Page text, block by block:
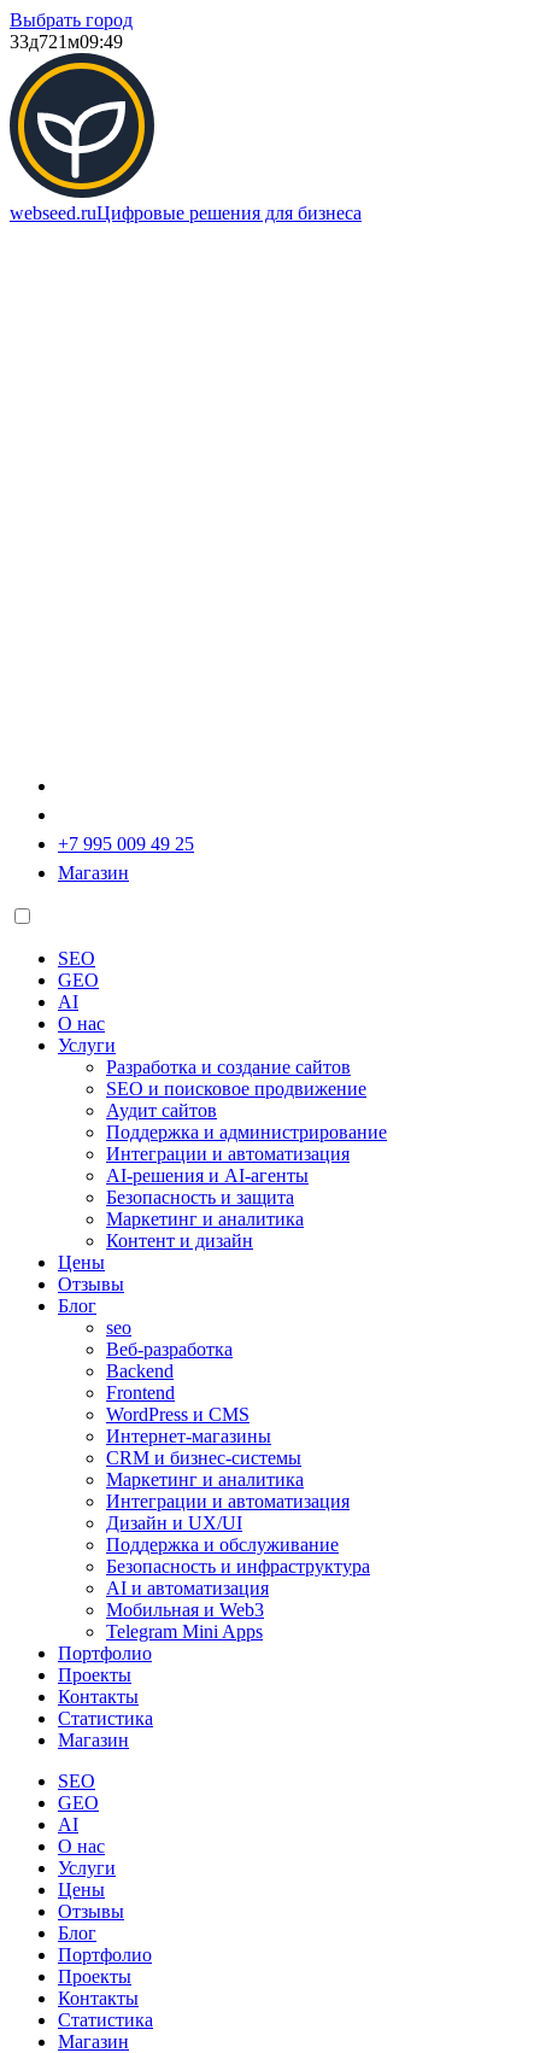
Выбрать город
33д721м09:49
webseed.ruЦифровые решения для бизнеса
+7 995 009 49 25
Магазин
SEO
GEO
AI
О нас
Услуги
Разработка и создание сайтов
SEO и поисковое продвижение
Аудит сайтов
Поддержка и администрирование
Интеграции и автоматизация
AI-решения и AI-агенты
Безопасность и защита
Маркетинг и аналитика
Контент и дизайн
Цены
Отзывы
Блог
seo
Веб-разработка
Backend
Frontend
WordPress и CMS
Интернет-магазины
CRM и бизнес-системы
Маркетинг и аналитика
Интеграции и автоматизация
Дизайн и UX/UI
Поддержка и обслуживание
Безопасность и инфраструктура
AI и автоматизация
Мобильная и Web3
Telegram Mini Apps
Портфолио
Проекты
Контакты
Статистика
Магазин
SEO
GEO
AI
О нас
Услуги
Цены
Отзывы
Блог
Портфолио
Проекты
Контакты
Статистика
Магазин